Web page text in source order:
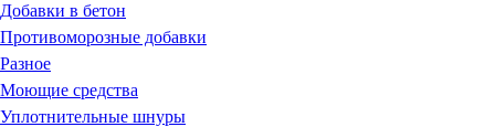
Добавки в бетон
Противоморозные добавки
Разное
Моющие средства
Уплотнительные шнуры